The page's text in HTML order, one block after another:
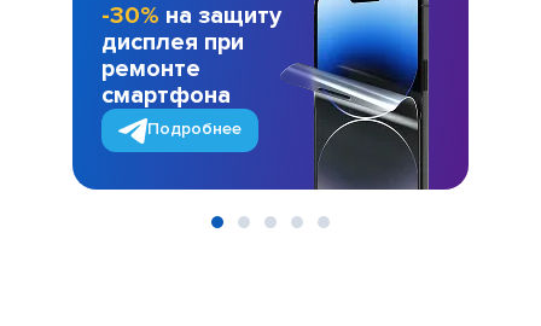
-30% на защиту
дисплея при
ремонте
смартфона
Подробнее